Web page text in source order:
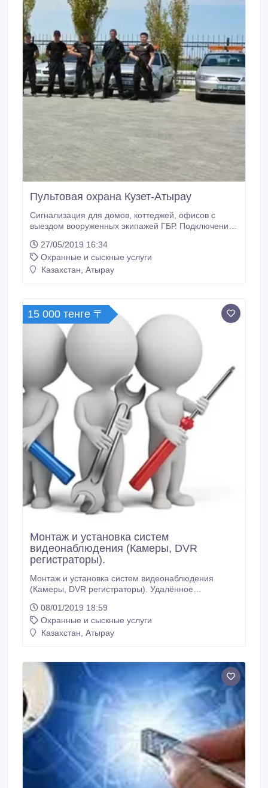
Пультовая охрана Кузет-Атырау
Сигнализация для домов, коттеджей, офисов с
выездом вооруженных экипажей ГБР. Подключение
пульт охраны бесплатно..
27/05/2019 16:34
Охранные и сыскные услуги
Казахстан, Атырау
15 000 тенге 〒
Монтаж и установка систем
видеонаблюдения (Камеры, DVR
регистраторы).
Монтаж и установка систем видеонаблюдения
(Камеры, DVR регистраторы). Удалённое
мобильных устройствах 4G. Системы контроля и
управления доступом СКУД. Домофонизация,
Турникеты, Шлагбаумы, Автоматический контроль
газа).
08/01/2019 18:59
Охранные и сыскные услуги
Казахстан, Атырау